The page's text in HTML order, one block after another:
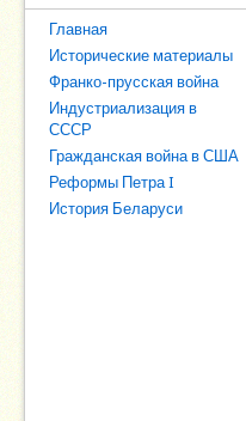
Главная
Исторические материалы
Франко-прусская война
Индустриализация в
СССР
Гражданская война в США
Реформы Петра I
История Беларуси